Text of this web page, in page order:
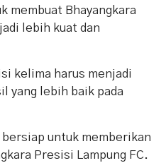
membuat Bhayangkara
lebih kuat dan
kelima harus menjadi
yang lebih baik pada
untuk memberikan
Presisi Lampung FC.